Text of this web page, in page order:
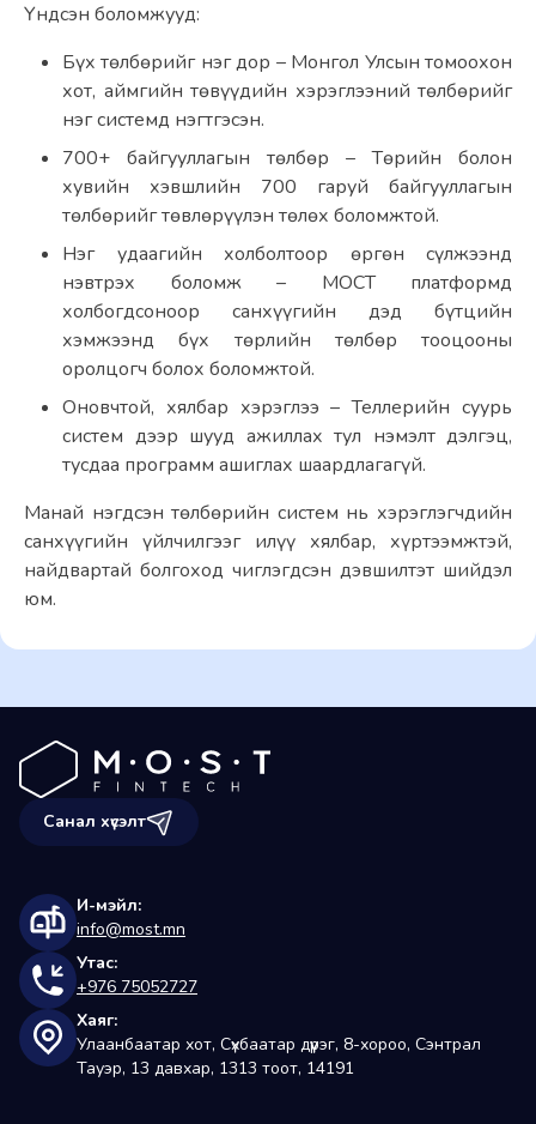
Үндсэн боломжууд:
Бүх төлбөрийг нэг дор – Монгол Улсын томоохон
хот, аймгийн төвүүдийн хэрэглээний төлбөрийг
нэг системд нэгтгэсэн.
700+ байгууллагын төлбөр – Төрийн болон
хувийн хэвшлийн 700 гаруй байгууллагын
төлбөрийг төвлөрүүлэн төлөх боломжтой.
Нэг удаагийн холболтоор өргөн сүлжээнд
нэвтрэх боломж – МОСТ платформд
холбогдсоноор санхүүгийн дэд бүтцийн
хэмжээнд бүх төрлийн төлбөр тооцооны
оролцогч болох боломжтой.
Оновчтой, хялбар хэрэглээ – Теллерийн суурь
систем дээр шууд ажиллах тул нэмэлт дэлгэц,
тусдаа программ ашиглах шаардлагагүй.
Манай нэгдсэн төлбөрийн систем нь хэрэглэгчдийн
санхүүгийн үйлчилгээг илүү хялбар, хүртээмжтэй,
найдвартай болгоход чиглэгдсэн дэвшилтэт шийдэл
юм.
Санал хүсэлт
И-мэйл:
info@most.mn
Утас:
+976 75052727
Хаяг:
Улаанбаатар хот, Сүхбаатар дүүрэг, 8-хороо, Сэнтрал
Тауэр, 13 давхар, 1313 тоот, 14191